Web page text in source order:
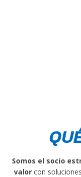
Somos el socio
valor con